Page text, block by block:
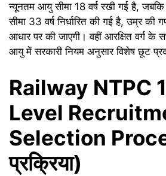
न्यूनतम आयु सीमा 18 वर्ष रखी गई है,
सीमा 33 वर्ष निर्धारित की गई है, उम्र
आधार पर की जाएगी। वहीं आरक्षित वर्ग के
आयु में सरकारी नियम अनुसार विशेष छूट
Railway NTPC
Level
Selection
प्रक्रिया)